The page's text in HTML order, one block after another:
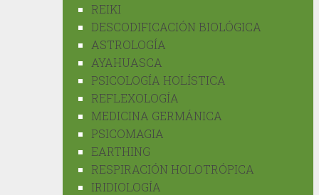
REIKI
DESCODIFICACIÓN BIOLÓGICA
ASTROLOGÍA
AYAHUASCA
PSICOLOGÍA HOLÍSTICA
REFLEXOLOGÍA
MEDICINA GERMÁNICA
PSICOMAGIA
EARTHING
RESPIRACIÓN HOLOTRÓPICA
IRIDIOLOGÍA